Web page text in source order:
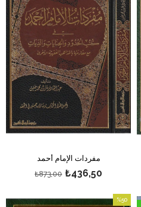
مفردات الإمام أحمد
₺436,50
₺873,00
%50